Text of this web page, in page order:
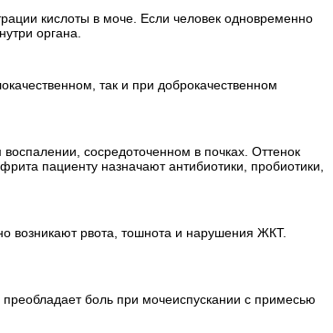
кислоты в моче. Если человек одновременно
органа.
так и при доброкачественном
сосредоточенном в почках. Оттенок
пациенту назначают антибиотики, пробиотики,
возникают рвота, тошнота и нарушения ЖКТ.
боль при мочеиспускании с примесью